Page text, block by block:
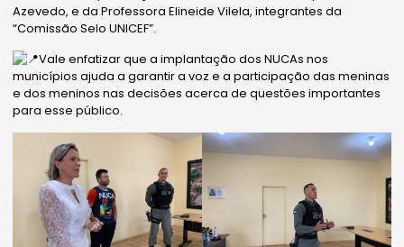
Azevedo, e daProfessora Elineide Vilela, integrantes da
“Comissão Selo UNICEF”.
Vale enfatizar que a implantação dos NUCAs nos
municípios ajuda a garantir a voz e a participação das meninas
e dos meninos nas decisões acerca de questões importantes
para esse público.